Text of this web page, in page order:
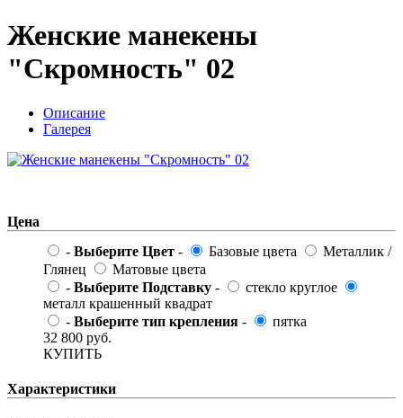
Женские манекены
"Скромность" 02
Описание
Галерея
Цена
- Выберите Цвет - Базовые цвета
Металлик /
Глянец
Матовые цвета
- Выберите Подставку -
стекло круглое
металл крашенный квадрат
- Выберите тип крепления -
пятка
32 800 руб.
КУПИТЬ
Характеристики